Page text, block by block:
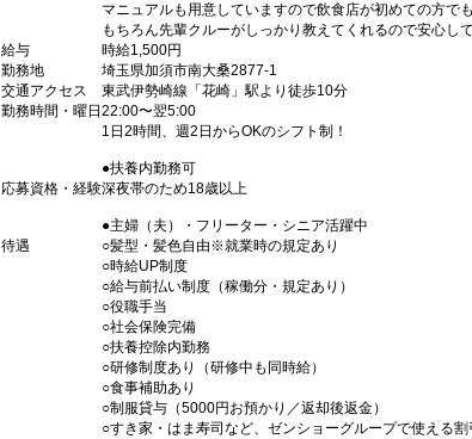
マニュアルも用意していますので飲食店が初めての方で
もちろん先輩クルーがしっかり教えてくれるので安心して
給与
時給1,500円
勤務地
埼玉県加須市南大桑2877-1
交通アクセス
東武伊勢崎線「花崎」駅より徒歩10分
勤務時間・曜日 22:00〜翌5:00
1日2時間、週2日からOKのシフト制！
●扶養内勤務可
応募資格・経験深夜帯のため18歳以上
●主婦（夫）・フリーター・シニア活躍中
待遇
○髪型・髪色自由※就業時の規定あり
○時給UP制度
○給与前払い制度（稼働分・規定あり）
○役職手当
○社会保険完備
○扶養控除内勤務
○研修制度あり（研修中も同時給）
○食事補助あり
○制服貸与（5000円お預かり／返却後返金）
○すき家・はま寿司など、ゼンショーグループで使える割